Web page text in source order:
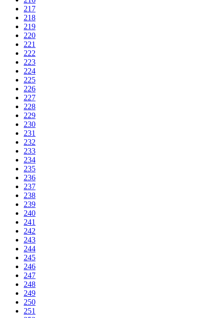
217
218
219
220
221
222
223
224
225
226
227
228
229
230
231
232
233
234
235
236
237
238
239
240
241
242
243
244
245
246
247
248
249
250
251